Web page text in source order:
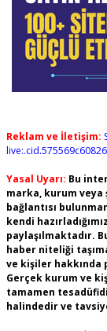
Reklam ve İletişim:
Yasal Uyarı: Bu
marka, kurum
bağlantısı
kendi
paylaşılmaktadır.
haber niteliği
ve kişiler hakkında
Gerçek kurum ve
tamamen
halindedir ve